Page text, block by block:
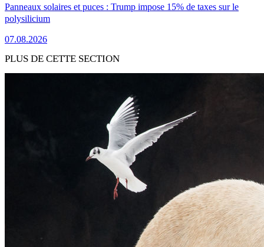
Panneaux solaires et puces : Trump impose 15% de taxes sur le
polysilicium
07.08.2026
PLUS DE CETTE SECTION